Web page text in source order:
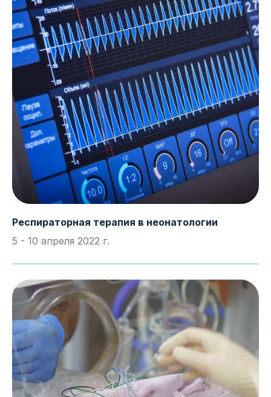
Респираторная терапия в неонатологии
5 - 10 апреля 2022 г.